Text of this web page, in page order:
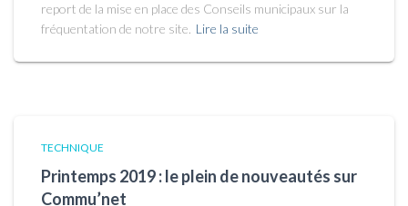
report de la mise en place des Conseils municipaux sur la
fréquentation de notre site. Lire la suite
TECHNIQUE
Printemps 2019 : le plein de nouveautés sur
Commu’net